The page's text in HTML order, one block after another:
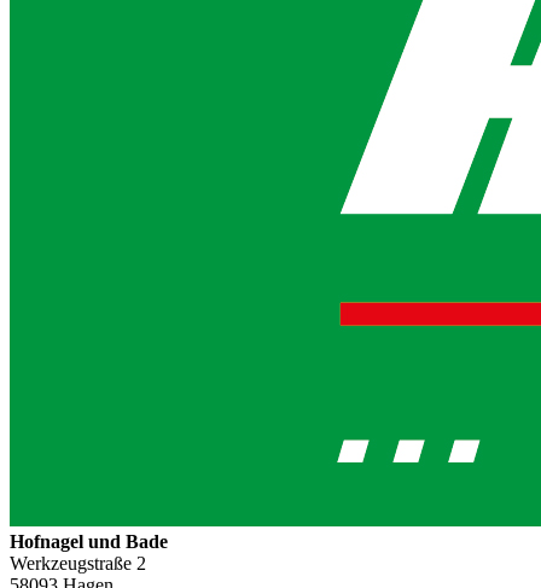
Hofnagel und Bade
Werkzeugstraße 2